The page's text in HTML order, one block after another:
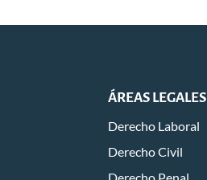
ÁREAS LEGALES
Derecho Laboral
Derecho Civil